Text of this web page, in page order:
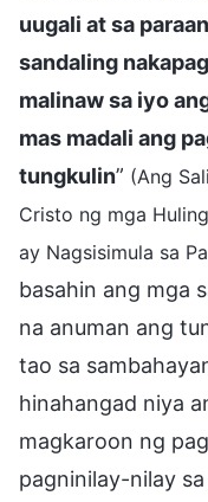
uugali at sa
sandaling
malinaw sa iyo
mas madali ang
tungkulin” (Ang
Cristo ng mga
ay Nagsisimula sa
basahin ang mga
na anuman ang
tao sa
hinahangad niya
magkaroon ng
pagninilay-nilay